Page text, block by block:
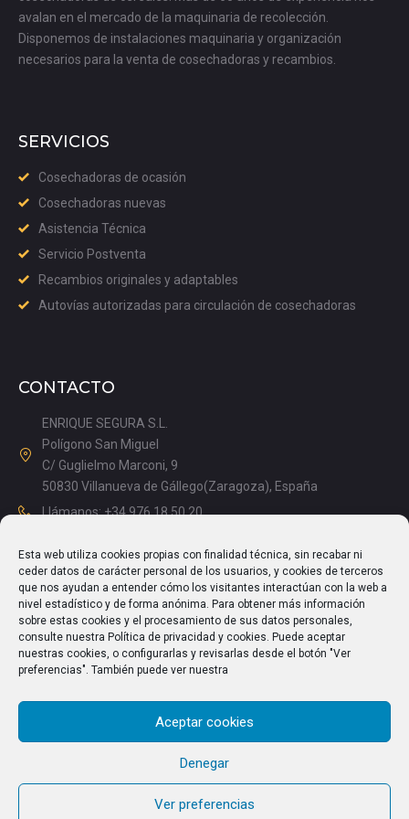
Esta web utiliza cookies propias con finalidad técnica, sin recabar ni
ceder datos de carácter personal de los usuarios, y cookies de terceros
que nos ayudan a entender cómo los visitantes interactúan con la web a
nivel estadístico y de forma anónima. Para obtener más información
sobre estas cookies y el procesamiento de sus datos personales,
consulte nuestra Política de privacidad y cookies. Puede aceptar
nuestras cookies, o configurarlas y revisarlas desde el botón "Ver
preferencias". También puede ver nuestra
Aceptar cookies
Denegar
Ver preferencias
avalan en el mercado de la maquinaria de recolección.
Disponemos de instalaciones maquinaria y organización
necesarios para la venta de cosechadoras y recambios.
SERVICIOS
Cosechadoras de ocasión
Cosechadoras nuevas
Asistencia Técnica
Servicio Postventa
Recambios originales y adaptables
Autovías autorizadas para circulación de cosechadoras
CONTACTO
ENRIQUE SEGURA S.L.
Polígono San Miguel
C/ Guglielmo Marconi, 9
50830 Villanueva de Gállego(Zaragoza), España
Llámanos: +34 976 18 50 20
Tardes: 14.00 – 17.15
info@enriquesegura.com
TEXTOS LEGALES
Aviso Legal
Política de Privacidad